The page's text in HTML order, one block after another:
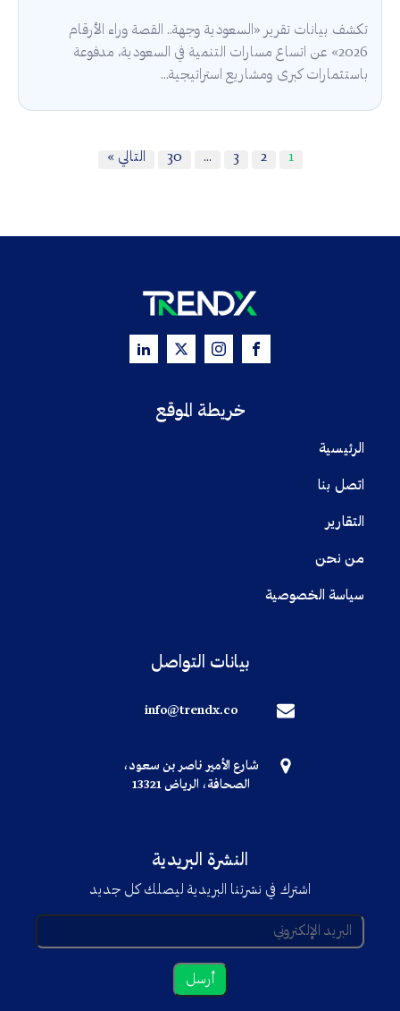
تكشف بيانات تقرير «السعودية وجهة.. القصة وراء الأرقام
2026» عن اتساع مسارات التنمية في السعودية، مدفوعة
باستثمارات كبرى ومشاريع استراتيجية...
1
2
3
…
30 التالي »
خريطة الموقع
الرئيسية
اتصل بنا
التقارير
من نحن
سياسة الخصوصية
بيانات التواصل
info@trendx.co
شارع الأمير ناصر بن سعود،
الصحافة، الرياض 13321
النشرة البريدية
اشترك في نشرتنا البريدية ليصلك كل جديد